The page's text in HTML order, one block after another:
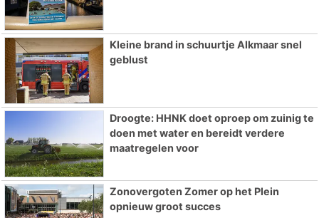
Kleine brand in schuurtje Alkmaar snel
geblust
Droogte: HHNK doet oproep om zuinig te
doen met water en bereidt verdere
maatregelen voor
Zonovergoten Zomer op het Plein
opnieuw groot succes